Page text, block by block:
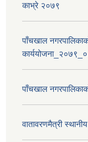
काभ्रे २०७९
पाँचखाल
पाँचखाल
वातावरणमैत्री